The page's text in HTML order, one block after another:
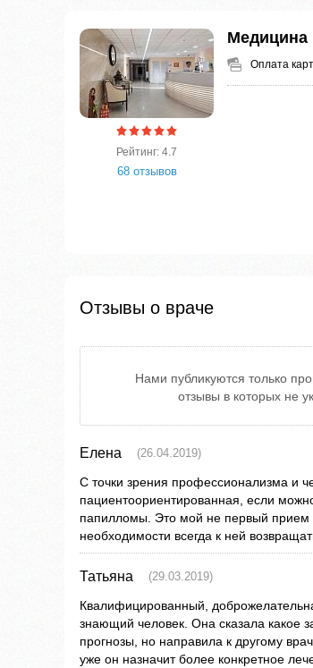
Рейтинг: 4.7
68 отзывов
Медицина
Оплата
Отзывы о враче
Нами публикуются только
отзывы в которых не
Елена (26.04.2019)
С точки зрения профессионализма и
пациентоориентированная, если
папилломы. Это мой не первый прием
необходимости всегда к ней
Татьяна (29.03.2019)
Квалифицированный,
знающий человек. Она сказала какое
прогнозы, но направила к другому
уже он назначит более конкретное